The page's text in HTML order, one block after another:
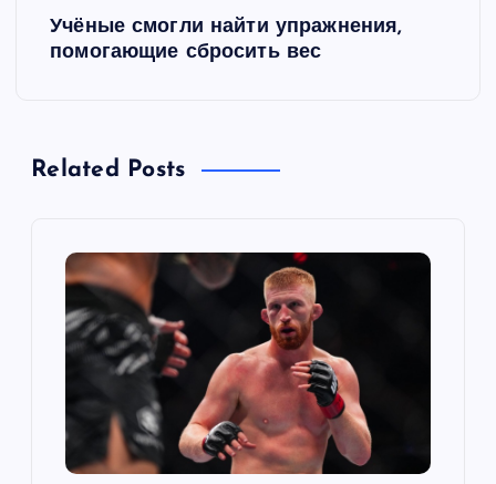
ц
Учёные смогли найти упражнения,
помогающие сбросить вес
Related Posts